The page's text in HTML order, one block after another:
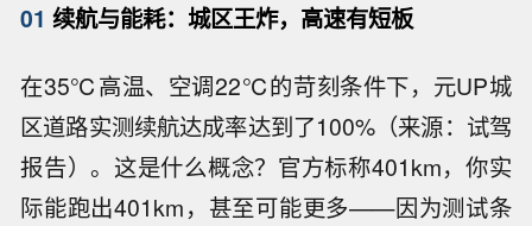
01 续航与能耗：城区王炸，高速有短板
在35℃高温、空调22℃的苛刻条件下，元UP城
区道路实测续航达成率达到了100%（来源：试驾
报告）。这是什么概念？官方标称401km，你实
际能跑出401km，甚至可能更多——因为测试条